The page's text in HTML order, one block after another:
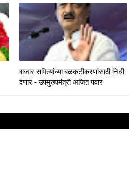
बाजार समित्यांच्या बळकटीकरणांसाठी निधी
देणार - उपमुख्यमंत्री अजित पवार